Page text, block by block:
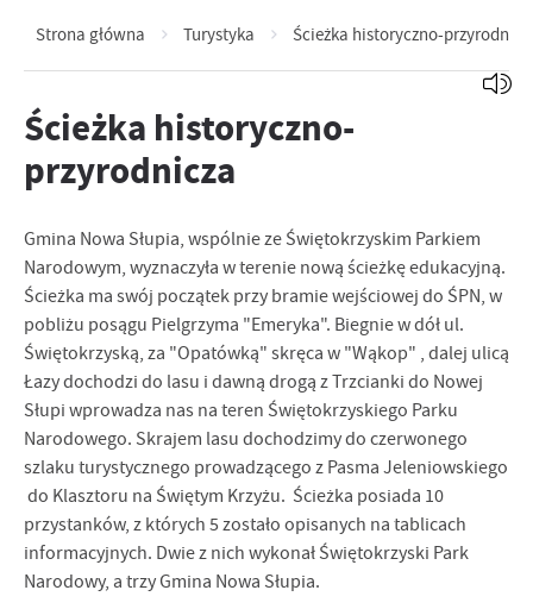
Strona główna Turystyka Ścieżka historyczno-
Ścieżka historyczno-
przyrodnicza
Gmina Nowa Słupia, wspólnie ze Świętokrzyskim Parkiem
Narodowym, wyznaczyła w terenie nową ścieżkę edukacyjną.
Ścieżka ma swój początek przy bramie wejściowej do ŚPN, w
pobliżu posągu Pielgrzyma "Emeryka". Biegnie w dół ul.
Świętokrzyską, za "Opatówką" skręca w "Wąkop" , dalej ulicą
Łazy dochodzi do lasu i dawną drogą z Trzcianki do Nowej
Słupi wprowadza nas na teren Świętokrzyskiego Parku
Narodowego. Skrajem lasu dochodzimy do czerwonego
szlaku turystycznego prowadzącego z Pasma Jeleniowskiego
do Klasztoru na Świętym Krzyżu. Ścieżka posiada 10
przystanków, z których 5 zostało opisanych na tablicach
informacyjnych. Dwie z nich wykonał Świętokrzyski Park
Narodowy, a trzy Gmina Nowa Słupia.